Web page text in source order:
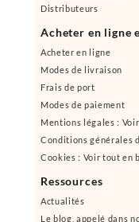
Distributeurs
Acheter en ligne
Acheter en ligne
Modes de livraison
Frais de port
Modes de paiement
Mentions légales :
Conditions générales
Cookies : Voir tout en
Ressources
Actualités
Le blog, appelé dans